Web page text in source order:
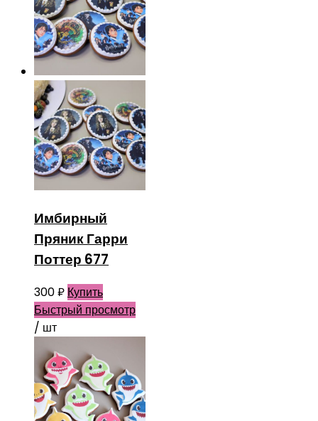
Имбирный
Пряник Гарри
Поттер 677
300₽ Купить
Быстрый просмотр
/ шт